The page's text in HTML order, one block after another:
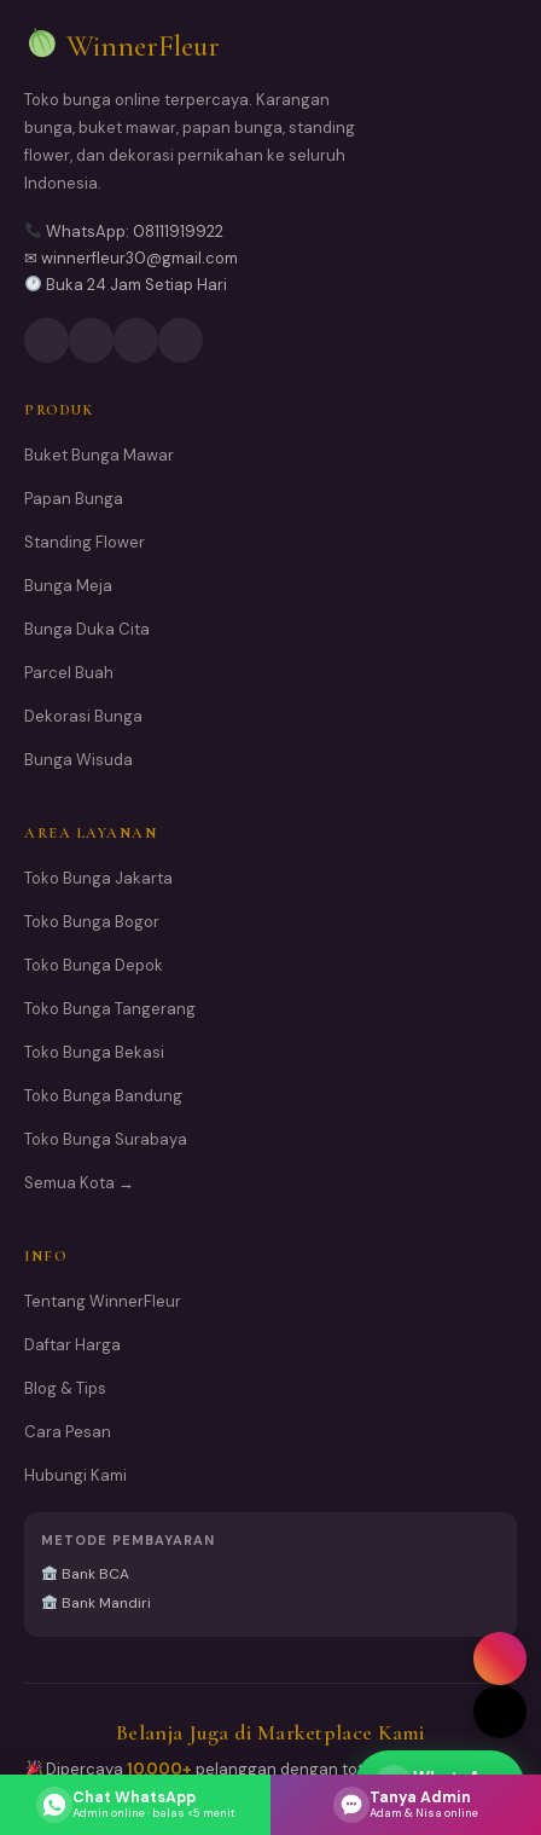
WinnerFleur
Toko bunga online terpercaya. Karangan
bunga, buket mawar, papan bunga, standing
flower, dan dekorasi pernikahan ke seluruh
Indonesia.
WhatsApp: 08111919922
✉ winnerfleur30@gmail.com
Buka 24 Jam Setiap Hari
PRODUK
Buket Bunga Mawar
Papan Bunga
Standing Flower
Bunga Meja
Bunga Duka Cita
Parcel Buah
Dekorasi Bunga
Bunga Wisuda
AREA LAYANAN
Toko Bunga Jakarta
Toko Bunga Bogor
Toko Bunga Depok
Toko Bunga Tangerang
Toko Bunga Bekasi
Toko Bunga Bandung
Toko Bunga Surabaya
Semua Kota →
INFO
Tentang WinnerFleur
Daftar Harga
Blog & Tips
Cara Pesan
Hubungi Kami
METODE PEMBAYARAN
Bank BCA
Bank Mandiri
Belanja Juga di Marketplace Kami
Dipercaya10.000+ pelanggan dengan total15.000+ pesanan
WhatsApp
Respons cepat
Chat WhatsApp
Admin online · balas <5 menit
Tanya Admin
Adam & Nisa online